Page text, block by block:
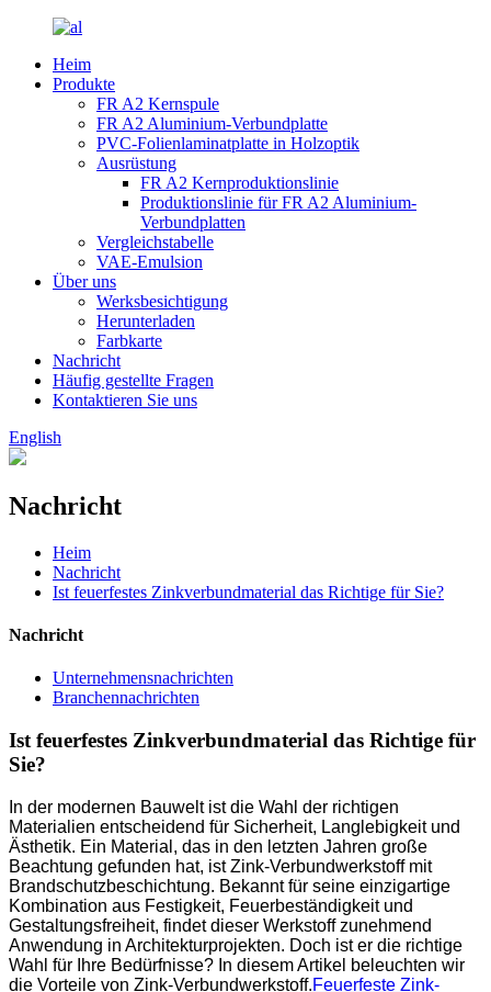
Heim
Produkte
FR A2 Kernspule
FR A2 Aluminium-Verbundplatte
PVC-Folienlaminatplatte in Holzoptik
Ausrüstung
FR A2 Kernproduktionslinie
Produktionslinie für FR A2 Aluminium-
Verbundplatten
Vergleichstabelle
VAE-Emulsion
Über uns
Werksbesichtigung
Herunterladen
Farbkarte
Nachricht
Häufig gestellte Fragen
Kontaktieren Sie uns
English
Nachricht
Heim
Nachricht
Ist feuerfestes Zinkverbundmaterial das Richtige für Sie?
Nachricht
Unternehmensnachrichten
Branchennachrichten
Ist feuerfestes Zinkverbundmaterial das Richtige für
Sie?
In der modernen Bauwelt ist die Wahl der richtigen
Materialien entscheidend für Sicherheit, Langlebigkeit und
Ästhetik. Ein Material, das in den letzten Jahren große
Beachtung gefunden hat, ist Zink-Verbundwerkstoff mit
Brandschutzbeschichtung. Bekannt für seine einzigartige
Kombination aus Festigkeit, Feuerbeständigkeit und
Gestaltungsfreiheit, findet dieser Werkstoff zunehmend
Anwendung in Architekturprojekten. Doch ist er die richtige
Wahl für Ihre Bedürfnisse? In diesem Artikel beleuchten wir
die Vorteile von Zink-Verbundwerkstoff.Feuerfeste Zink-